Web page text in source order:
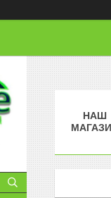
НАШ